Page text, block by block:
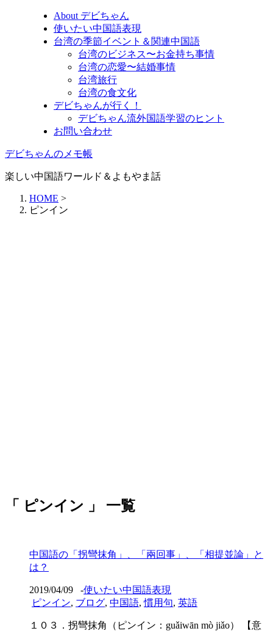
About デビちゃん
使いたい中国語表現
台湾の季節イベント＆関連中国語
台湾のビジネス〜お金持ち事情
台湾の恋愛〜結婚事情
台湾旅行
台湾の食文化
デビちゃんが行く！
デビちゃん流外国語学習のヒント
お問い合わせ
デビちゃんのメモ帳
楽しい中国語ワールド＆よもやま話
HOME >
ピンイン
「 ピンイン 」 一覧
中国語の「拐彎抹角」、「兩回事」、「相提並論」と
は？
2019/04/09 -使いたい中国語表現
ピンイン, ブログ, 中国語,慣用句, 英語
１０３．拐彎抹角（ピンイン：guǎiwān mò jiǎo） 【意